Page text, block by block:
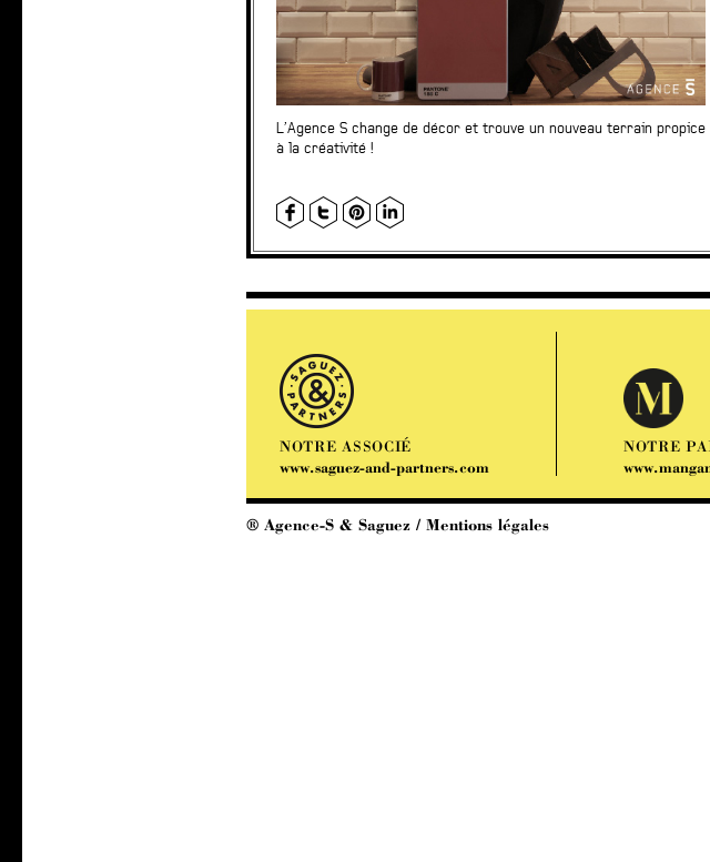
L’Agence S change de décor et trouve un nouveau terrain propice
à la créativité !
NOTRE ASSOCIÉ
www.saguez-and-partners.com
NOTRE
® Agence-S & Saguez / Mentions légales